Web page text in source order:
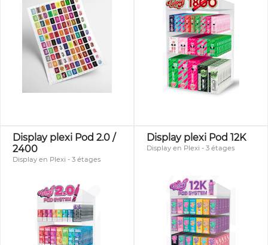
Display plexi Pod 2.0 /
2400
Display en Plexi - 3 étages
Display plexi Pod 12K
Display en Plexi - 3 étages